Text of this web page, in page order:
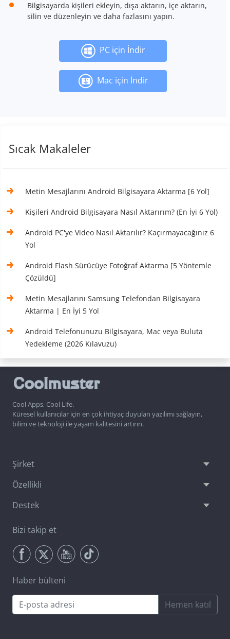
Bilgisayarda kişileri ekleyin, dışa aktarın, içe aktarın,
silin ve düzenleyin ve daha fazlasını yapın.
PC için İndir
Mac için İndir
Sıcak Makaleler
Metin Mesajlarını Android Bilgisayara Aktarma [6 Yol]
Kişileri Android Bilgisayara Nasıl Aktarırım? (En İyi 6 Yol)
Android PC'ye Video Nasıl Aktarılır? Kaçırmayacağınız 6
Yol
Android Flash Sürücüye Fotoğraf Aktarma [5 Yöntemle
Çözüldü]
Metin Mesajlarını Samsung Telefondan Bilgisayara
Aktarma | En İyi 5 Yol
Android Telefonunuzu Bilgisayara, Mac veya Buluta
Yedekleme (2026 Kılavuzu)
Cool Apps, Cool Life.
Küresel kullanıcılar için en çok ihtiyaç duyulan yazılımı sağlayın,
bilim ve teknoloji ile yaşam kalitesini artırın.
Şirket
Özellikli
Destek
Bizi takip et
Haber bülteni
Hemen katıl